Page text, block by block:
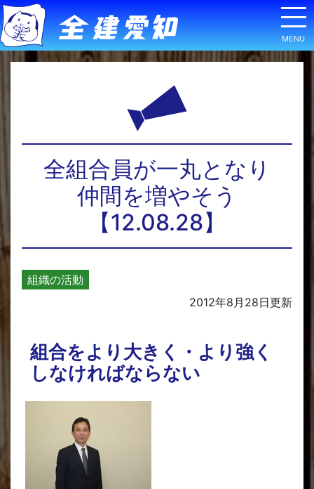
全組合員が一丸となり
仲間を増やそう
【12.08.28】
組織の活動
2012年8月28日更新
組合をより大きく・より強く
しなければならない